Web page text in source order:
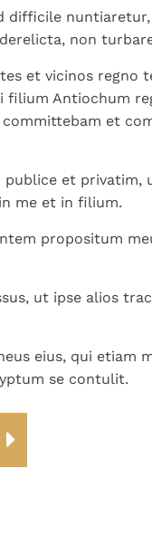
nuntiaretur,
non
et vicinos regno
filium Antiochum
et
et privatim,
me et in filium.
propositum
ut ipse alios
eius, qui etiam
se contulit.